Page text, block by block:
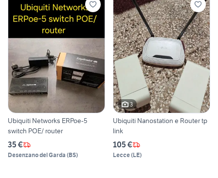
Ubiquiti Networks ERPoe-5
switch POE/ router
35 €
Desenzano del Garda (BS)
3
Ubiquiti Nanostation e Router tp
link
105 €
Lecce(LE)